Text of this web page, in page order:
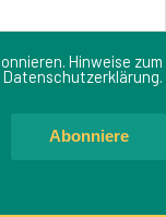
Hinweise zum